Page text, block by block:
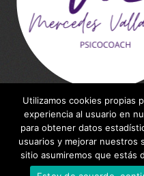
WebSite made by
Utilizamos cookies propias
experiencia al usuario en
para obtener datos
usuarios y mejorar nuestros
sitio asumiremos que estás